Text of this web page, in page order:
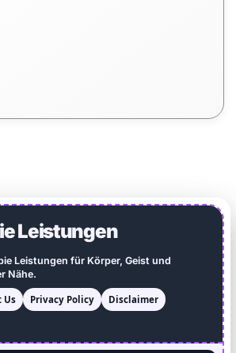
Leistungen
Leistungen für Körper, Geist und
Nähe.
Us Privacy Policy
Disclaimer